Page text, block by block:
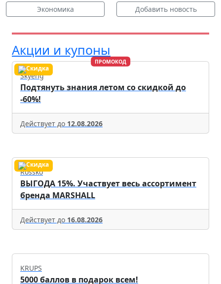
Экономика Добавить новость
Акции и купоны
ПРОМОКОД
Skyeng
Подтянуть знания летом со скидкой до
-60%!
Действует до 12.08.2026
Rossko
ВЫГОДА 15%. Участвует весь ассортимент
бренда MARSHALL
Действует до 16.08.2026
KRUPS
5000 баллов в подарок всем!